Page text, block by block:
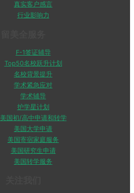
真实客户感言
行业影响力
F-1签证辅导
Top50名校跃升计划
名校背景提升
学术紧急应对
学术辅导
护学星计划
美国初/高中申请和转学
美国大学申请
美国寄宿家庭服务
美国研究生申请
美国转学服务